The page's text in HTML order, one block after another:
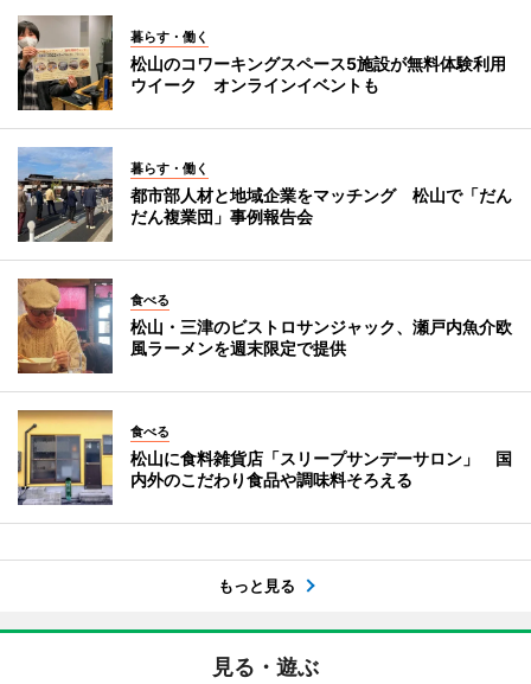
暮らす・働く
松山のコワーキングスペース5施設が無料体験利用
ウイーク オンラインイベントも
暮らす・働く
都市部人材と地域企業をマッチング 松山で「だん
だん複業団」事例報告会
食べる
松山・三津のビストロサンジャック、瀬戸内魚介欧
風ラーメンを週末限定で提供
食べる
松山に食料雑貨店「スリープサンデーサロン」 国
内外のこだわり食品や調味料そろえる
もっと見る
見る・遊ぶ